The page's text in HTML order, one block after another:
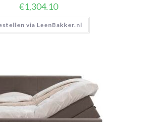
€1,304.10
via LeenBakker.nl